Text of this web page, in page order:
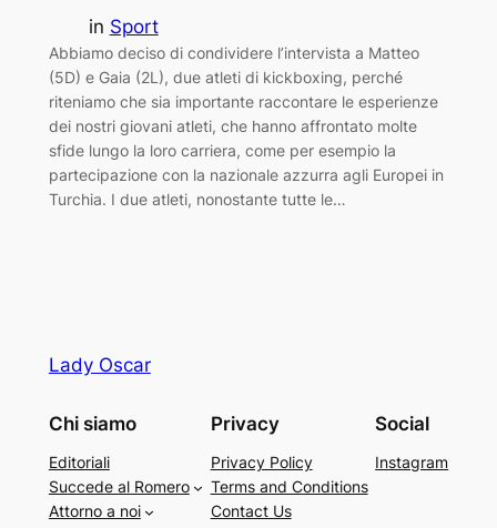
in Sport
Abbiamo deciso di condividere l’intervista a Matteo
(5D) e Gaia (2L), due atleti di kickboxing, perché
riteniamo che sia importante raccontare le esperienze
dei nostri giovani atleti, che hanno affrontato molte
sfide lungo la loro carriera, come per esempio la
partecipazione con la nazionale azzurra agli Europei in
Turchia. I due atleti, nonostante tutte le…
Lady Oscar
Chi siamo
Editoriali
Succede al Romero
Attorno a noi
Privacy
Privacy Policy
Terms and Conditions
Contact Us
Social
Instagram